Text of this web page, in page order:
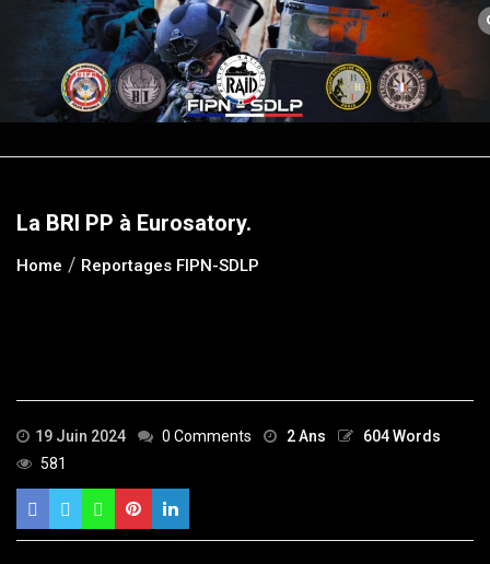
content
La BRI PP à Eurosatory.
Home Reportages FIPN-SDLP
19 Juin 2024 0 Comments 2 Ans
604 Words
581